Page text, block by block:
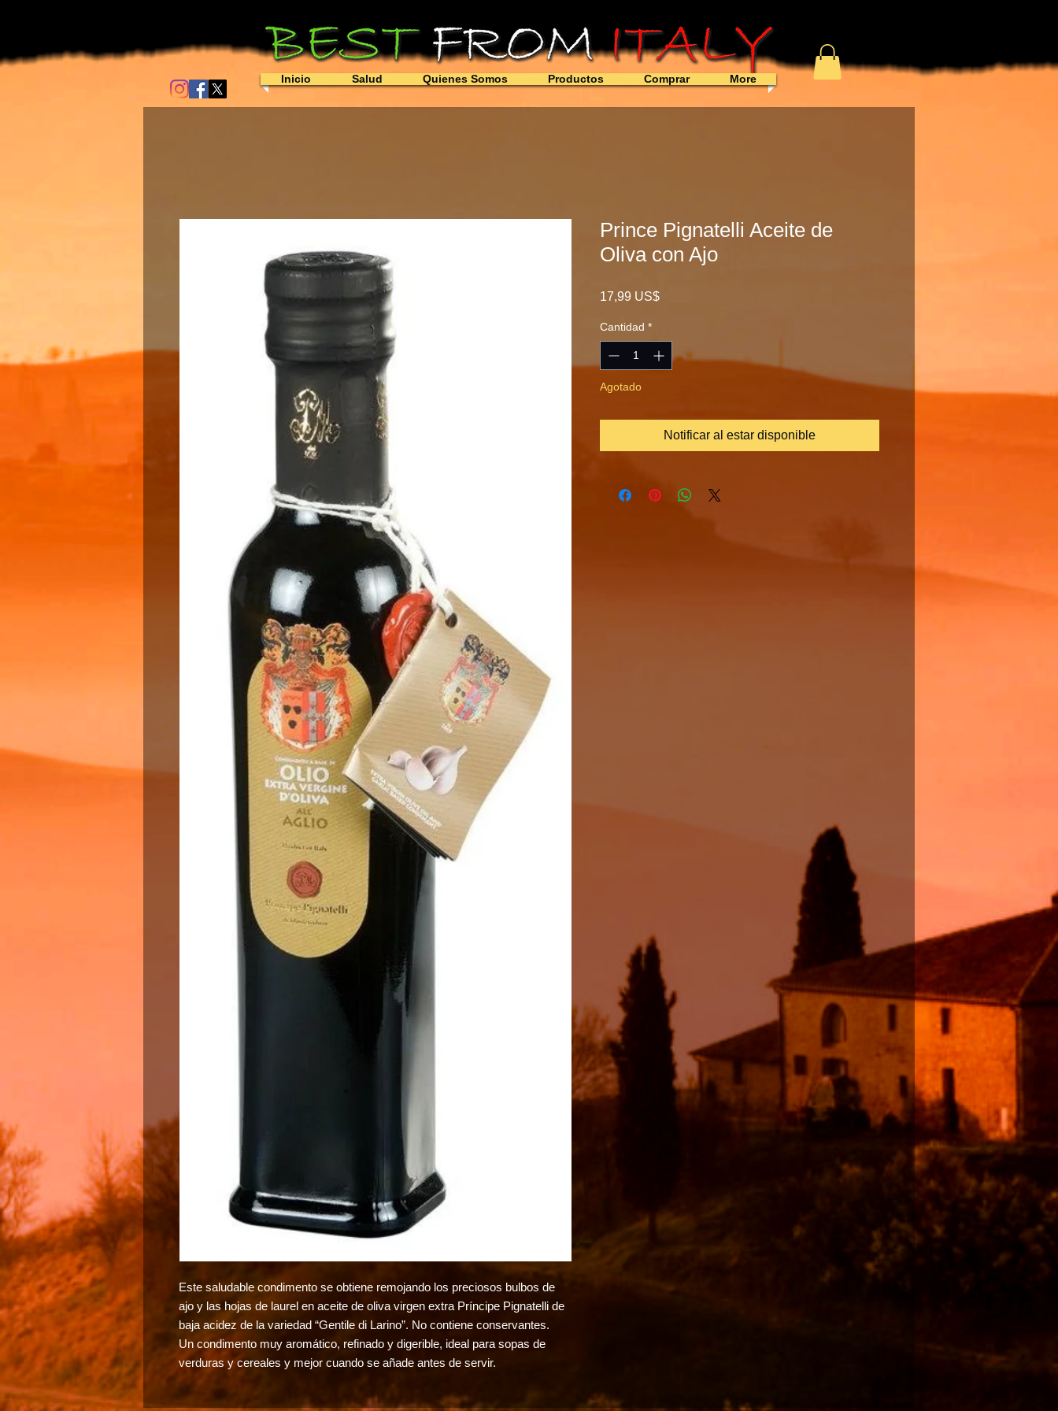
Inicio Salud Quienes Somos Productos Comprar More
Este saludable condimento se obtiene remojando los preciosos bulbos de
ajo y las hojas de laurel en aceite de oliva virgen extra Príncipe Pignatelli de
baja acidez de la variedad “Gentile di Larino”. No contiene conservantes.
Un condimento muy aromático, refinado y digerible, ideal para sopas de
verduras y cereales y mejor cuando se añade antes de servir.
Prince Pignatelli Aceite de
Oliva con Ajo
17,99 US$Precio
Cantidad *
Agotado
Notificar al estar disponible